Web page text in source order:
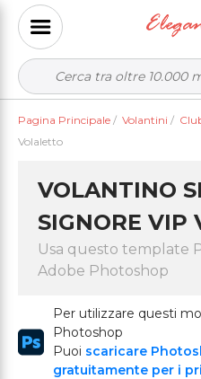
Pagina Principale / Volantini /
Volaletto
VOLANTINO
SIGNORE VIP
Usa questo template
Adobe Photoshop
Per utilizzare questi
Photoshop
Puoi scaricare
gratuitamente per i